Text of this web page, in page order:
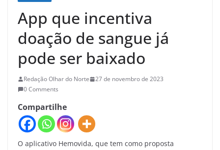
App que incentiva
doação de sangue já
pode ser baixado
Redação Olhar do Norte
27 de novembro de 2023
0 Comments
Compartilhe
O aplicativo Hemovida, que tem como proposta